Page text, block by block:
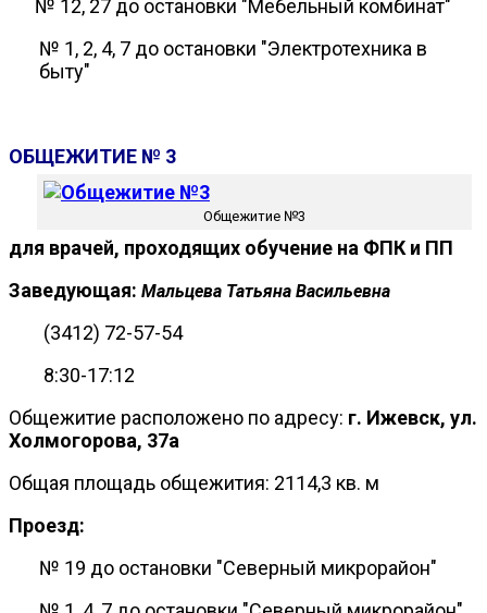
№ 12, 27 до остановки "Мебельный комбинат"
№ 1, 2, 4, 7 до остановки "Электротехника в
быту"
ОБЩЕЖИТИЕ № 3
Общежитие №3
для врачей, проходящих обучение на ФПК и ПП
Заведующая: Мальцева Татьяна Васильевна
(3412) 72-57-54
8:30-17:12
Общежитие расположено по адресу: г. Ижевск, ул.
Холмогорова, 37а
Общая площадь общежития: 2114,3 кв. м
Проезд:
№ 19 до остановки "Северный микрорайон"